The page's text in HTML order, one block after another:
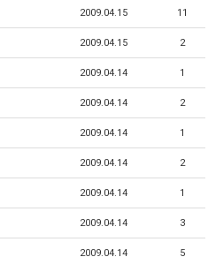
2009.04.15 11
2009.04.15 2
2009.04.14 1
2009.04.14 2
2009.04.14 1
2009.04.14 2
2009.04.14 1
2009.04.14 3
2009.04.14 5